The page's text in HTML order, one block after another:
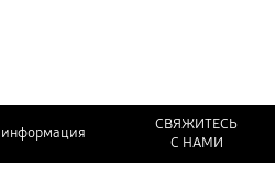
информация
СВЯЖИТЕСЬ
С НАМИ